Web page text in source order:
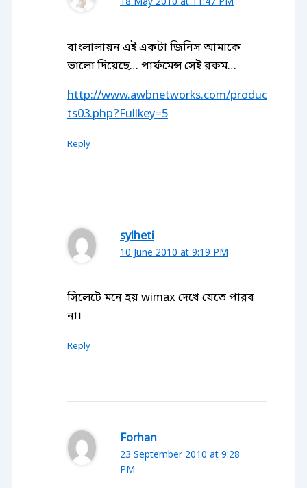
বাংলালায়ন এই একটা জিনিস আমাকে
ভালো দিয়েছে… পার্ফমেন্স সেই রকম…
http://www.awbnetworks.com/produc
ts03.php?Fullkey=5
Reply
sylheti
10 June 2010 at 9:19 PM
সিলেটে মনে হয় wimax দেখে যেতে পারব
না।
Reply
Forhan
23 September 2010 at 9:28
PM